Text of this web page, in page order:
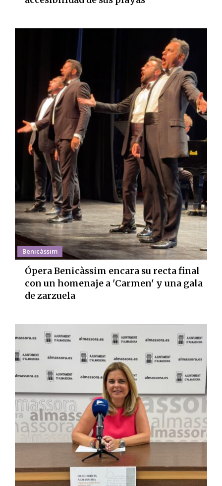
Benicàssim
Ópera Benicàssim encara su recta final
con un homenaje a 'Carmen' y una gala
de zarzuela